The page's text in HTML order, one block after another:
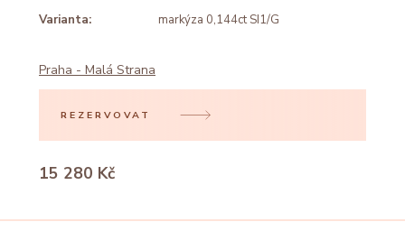
Varianta: markýza 0,144ct SI1/G
Praha - Malá Strana
REZERVOVAT
15 280 Kč